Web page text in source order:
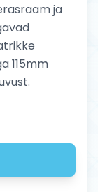
ja
115mm